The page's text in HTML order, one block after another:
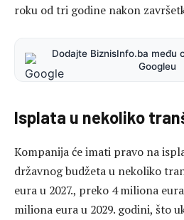
roku od tri godine nakon
Dodajte BiznisInfo.ba među
Googleu
Isplata u nekoliko
Kompanija će imati pravo na
državnog budžeta u nekoliko
eura u 2027., preko 4 miliona
miliona eura u 2029. godini, što